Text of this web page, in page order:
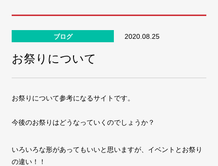
ブログ 2020.08.25
お祭りについて
お祭りについて参考になるサイトです。
今後のお祭りはどうなっていくのでしょうか？
いろいろな形があってもいいと思いますが、イベントとお祭り
の違い！！